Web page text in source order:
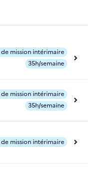
mission intérimaire
35h/semaine
mission intérimaire
35h/semaine
mission intérimaire